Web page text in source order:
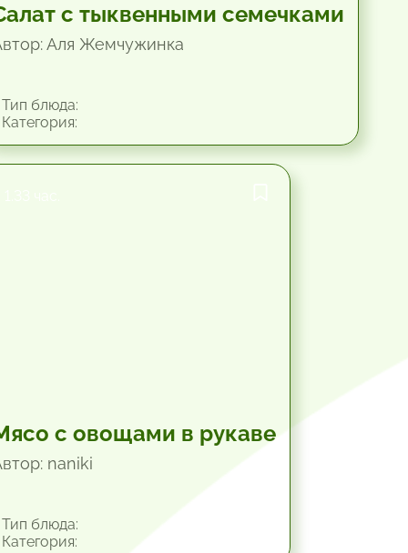
с тыквенными семечками
Аля Жемчужинка
блюда:
с овощами в рукаве
naniki
блюда: